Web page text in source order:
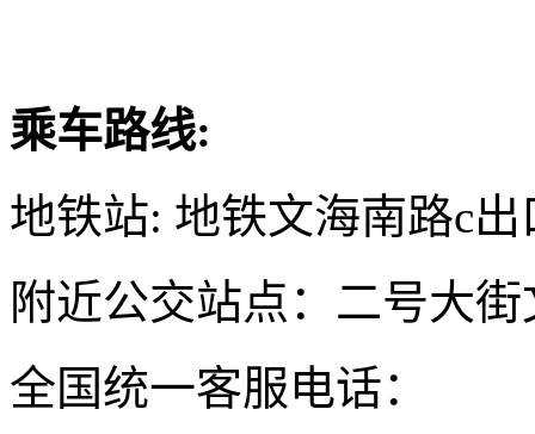
乘车路线:
地铁站: 地铁文海南路c出
附近公交站点：二号大
全国统一客服电话：